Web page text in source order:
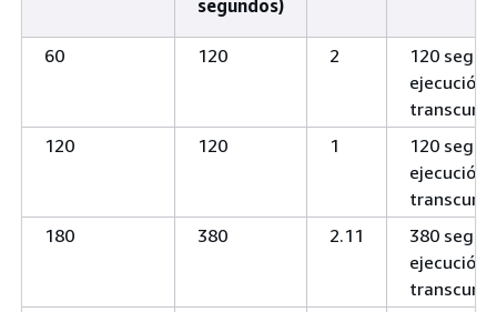
segundos)
60 120 2
120
120
120 1
120
180
380 2.11
380